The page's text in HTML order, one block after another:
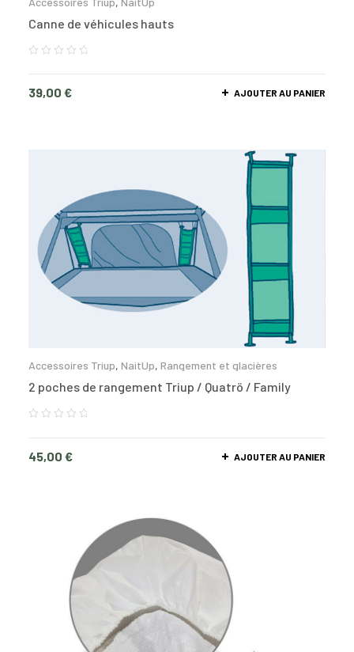
Canne de véhicules hauts
39,00 € AJOUTER AU PANIER
Accessoires Triup, NaitUp, Rangement et glacières
2 poches de rangement Triup / Quatrö / Family
45,00 € AJOUTER AU PANIER